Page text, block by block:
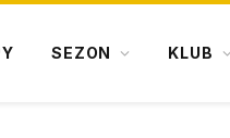
SEZON KLUB